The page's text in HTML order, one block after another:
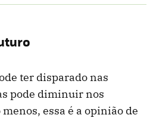
ter disparado nas
pode diminuir nos
essa é a opinião de